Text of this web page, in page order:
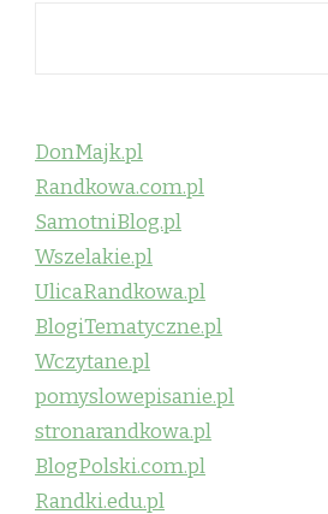
DonMajk.pl
Randkowa.com.pl
SamotniBlog.pl
Wszelakie.pl
UlicaRandkowa.pl
BlogiTematyczne.pl
Wczytane.pl
pomyslowepisanie.pl
stronarandkowa.pl
BlogPolski.com.pl
Randki.edu.pl